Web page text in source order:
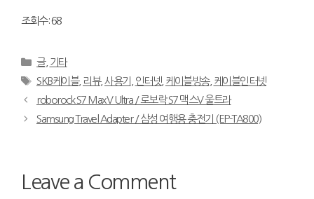
조회수: 68
Categories
글, 기타
Tags
SKB케이블, 리뷰, 사용기 인터넷, 케이블방송, 케이블인터넷
roborock S7 MaxV Ultra / 로보락 S7 맥스V 울트라
Samsung Travel Adapter / 삼성 여행용 충전기 (EP-TA800)
Leave a Comment